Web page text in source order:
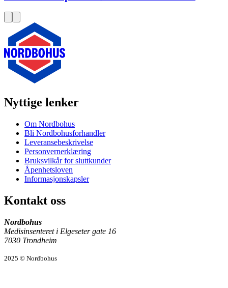
Nyttige lenker
Om Nordbohus
Bli Nordbohusforhandler
Leveransebeskrivelse
Personvernerklæring
Bruksvilkår for sluttkunder
Åpenhetsloven
Informasjonskapsler
Kontakt oss
Nordbohus
Medisinsenteret i Elgeseter gate 16
7030 Trondheim
2025 © Nordbohus